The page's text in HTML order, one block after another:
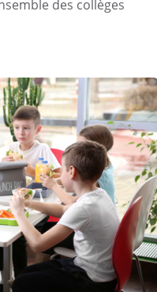
des collèges